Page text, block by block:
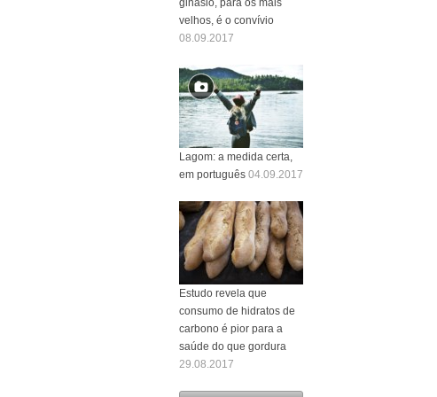
ginásio, para os mais
velhos, é o convívio
08.09.2017
Lagom: a medida certa,
em português 04.09.2017
Estudo revela que
consumo de hidratos de
carbono é pior para a
saúde do que gordura
29.08.2017